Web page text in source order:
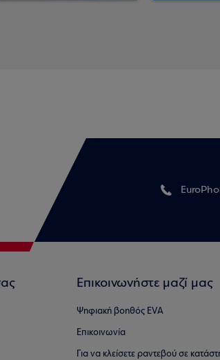
Επικοινωνήστε μαζί μας
Ψηφιακή βοηθός EVA
Επικοινωνία
Για να κλείσετε ραντεβού σε